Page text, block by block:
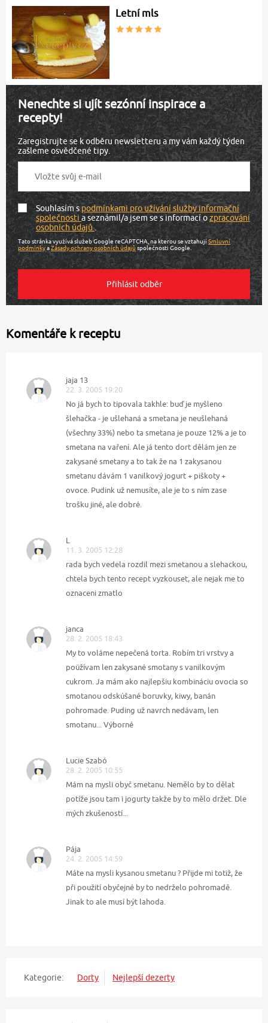
Letní mls
Nenechte si ujít sezónní inspirace a
recepty!
Zaregistrujte se k odběru newsletteru a my vám každý týden
zašleme osvědčené tipy.
Souhlasím spodmínkami pro užívání služby informační
společnostia seznámil/a jsem se s informací ozpracování
osobních údajů.
Tato stránka využívá služeb Google reCAPTCHA, na kterou se vztahujíSmluvní
podmínkyaZásady ochrany osobních údajů společnosti Google.
Komentáře k receptu
jaja 13
22. 3. 2005 19:20
No já bych to tipovala takhle: buď je myšleno
šlehačka - je ušlehaná a smetana je neušlehaná
(všechny 33%) nebo ta smetana je pouze 12% a je to
smetana na vaření. Ale já tento dort dělám jen ze
zakysané smetany a to tak že na 1 zakysanou
smetanu dávám 1 vanilkový jogurt + piškoty +
ovoce. Pudink už nemusíte, ale je to s ním zase
trošku jiné, ale dobré.
L
11. 3. 2005 12:28
rada bych vedela rozdil mezi smetanou a slehackou,
chtela bych tento recept vyzkouset, ale nejak me to
oznaceni zmatlo
janca
28. 2. 2005 18:43
My to voláme nepečená torta. Robím tri vrstvy a
poüžívam len zakysané smotany s vanilkovým
cukrom. Ja mám ako najlepšiu kombináciu ovocia so
smotanou odskúšané boruvky, kiwy, banán
pohromade. Puding už navrch nedávam, len
smotanu... Výborné
Lucie Szabó
28. 2. 2005 10:55
Mám na mysli obyč smetanu. Nemělo by to dělat
potíže jsou tam i jogurty takže by to mělo držet. Dle
mých zkušeností...
Pája
24. 2. 2005 14:59
Máte na mysli kysanou smetanu ? Přijde mi totiž, že
při použití obyčejné by to nedrželo pohromadě.
Jinak to ale musí být lahoda.
Kategorie: Dorty Nejlepší dezerty